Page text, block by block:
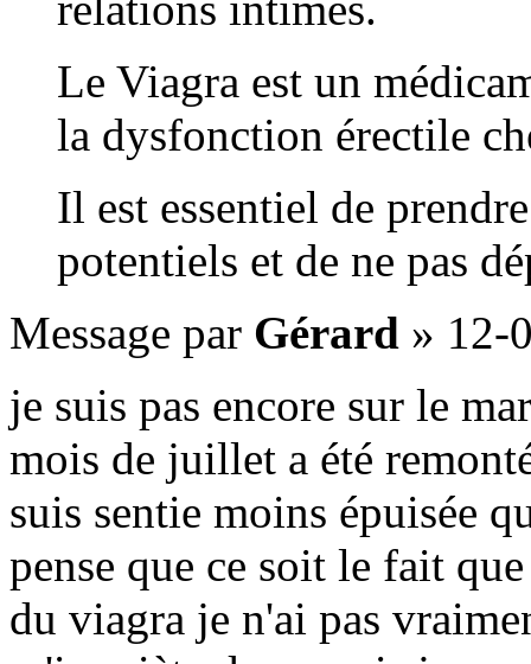
Le Viagra est un
la dysfonction érectile
Il est essentiel de
potentiels et de ne pas
Message par Gérard » 12-
je suis pas encore sur le
mois de juillet a été
suis sentie moins épuisée
pense que ce soit le fait
du viagra je n'ai pas